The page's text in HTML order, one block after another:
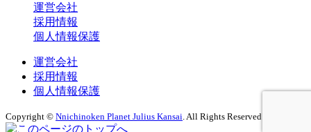
運営会社
採用情報
個人情報保護
運営会社
採用情報
個人情報保護
Copyright © Nnichinoken Planet Julius Kansai . All Rights Reserved.